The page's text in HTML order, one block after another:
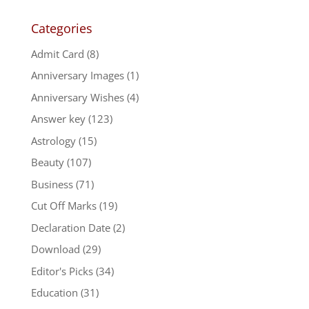
Categories
Admit Card (8)
Anniversary Images(1)
Anniversary Wishes(4)
Answer key(123)
Astrology(15)
Beauty(107)
Business(71)
Cut Off Marks(19)
Declaration Date(2)
Download (29)
Editor's Picks(34)
Education (31)